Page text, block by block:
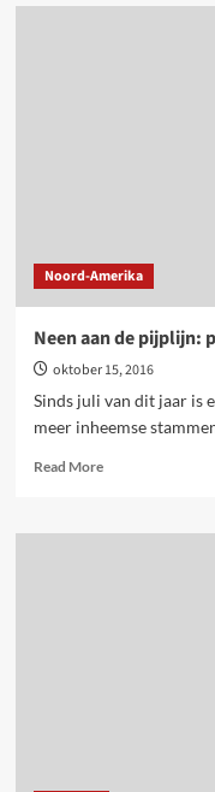
Noord-Amerika
Neen aan de pijplijn:
oktober 15, 2016
Sinds juli van dit jaar is
meer inheemse
Read MoreRead
Neen